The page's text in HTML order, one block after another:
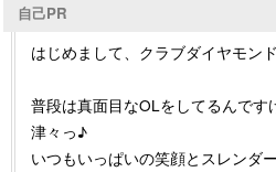
自己PR
はじめまして、クラブダイヤモン
普段は真面目なOLをしてるんです
津々っ♪
いつもいっぱいの笑顔とスレンダ